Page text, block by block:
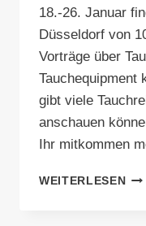
18.-26. Januar
Düsseldorf von
Vorträge über
Tauchequipment
gibt viele
anschauen
Ihr mitkommen
WEITERLESEN